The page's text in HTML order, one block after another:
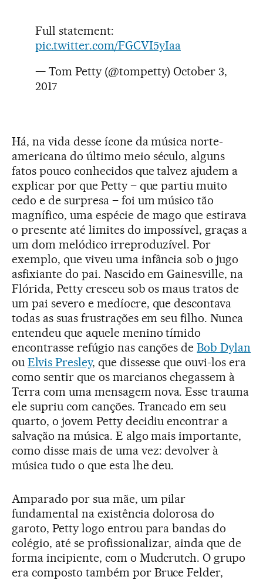
Full statement:
pic.twitter.com/FGCVI5yIaa
— Tom Petty (@tompetty) October 3,
2017
Há, na vida desse ícone da música norte-
americana do último meio século, alguns
fatos pouco conhecidos que talvez ajudem a
explicar por que Petty – que partiu muito
cedo e de surpresa – foi um músico tão
magnífico, uma espécie de mago que estirava
o presente até limites do impossível, graças a
um dom melódico irreproduzível. Por
exemplo, que viveu uma infância sob o jugo
asfixiante do pai. Nascido em Gainesville, na
Flórida, Petty cresceu sob os maus tratos de
um pai severo e medíocre, que descontava
todas as suas frustrações em seu filho. Nunca
entendeu que aquele menino tímido
encontrasse refúgio nas canções deBob Dylan
ou Elvis Presley, que dissesse que ouvi-los era
como sentir que os marcianos chegassem à
Terra com uma mensagem nova. Esse trauma
ele supriu com canções. Trancado em seu
quarto, o jovem Petty decidiu encontrar a
salvação na música. E algo mais importante,
como disse mais de uma vez: devolver à
música tudo o que esta lhe deu.
Amparado por sua mãe, um pilar
fundamental na existência dolorosa do
garoto, Petty logo entrou para bandas do
colégio, até se profissionalizar, ainda que de
forma incipiente, com o Mudcrutch. O grupo
era composto também por Bruce Felder,